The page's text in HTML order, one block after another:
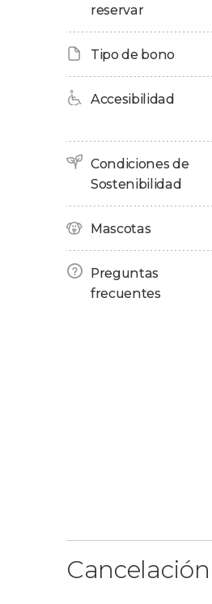
Paseo en
Si viajáisentre abril y
manera opcional un
travesía es de 12Fr
de 6 años. La
Importante
Al cruzar la frontera
en vigor. También es
reservar
Tipo de bono
Accesibilidad
Condiciones de
Sostenibilidad
Mascotas
Preguntas
frecuentes